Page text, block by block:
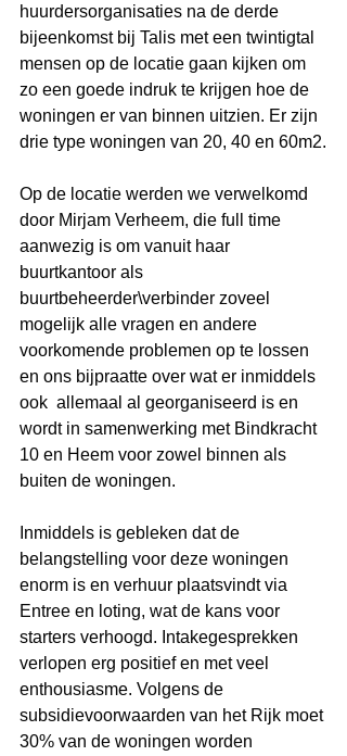
huurdersorganisaties na de derde
bijeenkomst bij Talis met een twintigtal
mensen op de locatie gaan kijken om
zo een goede indruk te krijgen hoe de
woningen er van binnen uitzien. Er zijn
drie type woningen van 20, 40 en 60m2.
Op de locatie werden we verwelkomd
door Mirjam Verheem, die full time
aanwezig is om vanuit haar
buurtkantoor als
buurtbeheerder\verbinder zoveel
mogelijk alle vragen en andere
voorkomende problemen op te lossen
en ons bijpraatte over wat er inmiddels
ook  allemaal al georganiseerd is en
wordt in samenwerking met Bindkracht
10 en Heem voor zowel binnen als
buiten de woningen.
Inmiddels is gebleken dat de
belangstelling voor deze woningen
enorm is en verhuur plaatsvindt via
Entree en loting, wat de kans voor
starters verhoogd. Intakegesprekken
verlopen erg positief en met veel
enthousiasme. Volgens de
subsidievoorwaarden van het Rijk moet
30% van de woningen worden